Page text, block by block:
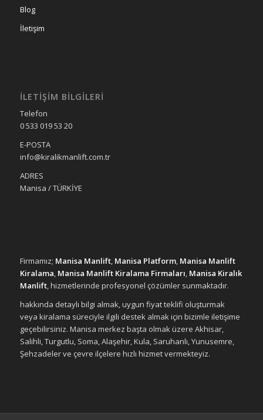
Blog
İletişim
İLETIŞIM BILGILERI
Telefon
0 533 019 53 20
E-POSTA
info@kiralikmanlift.com.tr
ADRES
Manisa / TÜRKİYE
Firmamız; Manisa Manlift, Manisa Platform, Manisa Manlift
Kiralama Manisa Manlift Kiralama Firmaları Manisa Kiralık
Manlift, hizmetlerinde profesyonel çözümler sunmaktadır.
hakkında detaylı bilgi almak, uygun fiyat teklifi oluşturmak
veya kiralama süreciyle ilgili destek almak için bizimle iletişime
geçebilirsiniz. Manisa merkez başta olmak üzere Akhisar,
Salihli, Turgutlu, Soma, Alaşehir, Kula, Saruhanlı, Yunusemre,
Şehzadeler ve çevre ilçelere hızlı hizmet vermekteyiz.